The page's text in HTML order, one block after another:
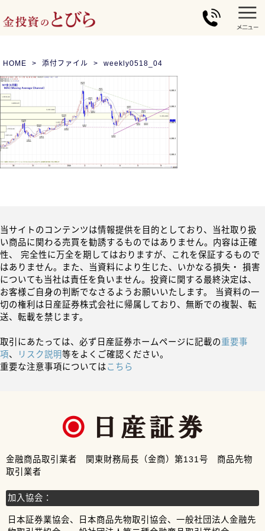
HOME 添付ファイル weekly0518_04
当サイトのコンテンツは情報提供を目的としており、当社取り扱
い商品に関わる売買を勧誘するものではありません。内容は正確
性、 完全性に万全を期してはおりますが、これを保証するもので
はありません。また、当資料により生じた、いかなる損失・ 損害
についても当社は責任を負いません。投資に関する最終決定は、
お客様ご自身の判断でなさるようお願いいたします。 当資料の一
切の権利は日産証券株式会社に帰属しており、無断での複製、転
送、転載を禁じます。
取引にあたっては、必ず日産証券ホームページに記載の重要事
項、 リスク説明等をよくご確認ください。
重要な注意事項についてはこちら
金融商品取引業者 関東財務局長（金商）第131号 商品先物
取引業者
加入協会：
日本証券業協会、日本商品先物取引協会、一般社団法人金融先